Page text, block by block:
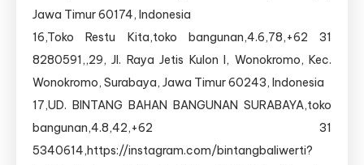
Jawa Timur 60174, Indonesia
16,Toko Restu Kita,toko bangunan,4.6,78,+62 31
8280591,,29, Jl. Raya Jetis Kulon I, Wonokromo, Kec.
Wonokromo, Surabaya, Jawa Timur 60243, Indonesia
17,UD. BINTANG BAHAN BANGUNAN SURABAYA,toko
bangunan,4.8,42,+62 31
5340614,https://instagram.com/bintangbaliwerti?